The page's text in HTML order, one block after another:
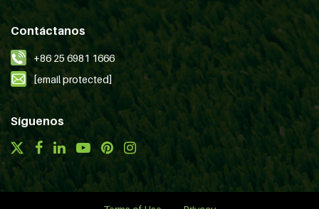
Contáctanos
+86 25 6981 1666
[email protected]
Síguenos